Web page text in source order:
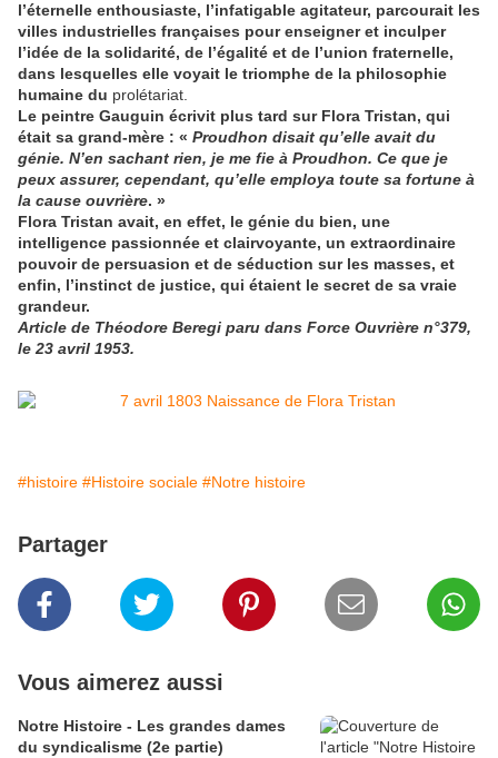
l’éternelle enthousiaste, l’infatigable agitateur, parcourait les
villes industrielles françaises pour enseigner et inculper
l’idée de la solidarité, de l’égalité et de l’union fraternelle,
dans lesquelles elle voyait le triomphe de la philosophie
humaine du prolétariat.
Le peintre Gauguin écrivit plus tard sur Flora Tristan, qui
était sa grand-mère : « Proudhon disait qu’elle avait du
génie. N’en sachant rien, je me fie à Proudhon. Ce que je
peux assurer, cependant, qu’elle employa toute sa fortune à
la cause ouvrière. »
Flora Tristan avait, en effet, le génie du bien, une
intelligence passionnée et clairvoyante, un extraordinaire
pouvoir de persuasion et de séduction sur les masses, et
enfin, l’instinct de justice, qui étaient le secret de sa vraie
grandeur.
Article de Théodore Beregi paru dans Force Ouvrière n°379,
le 23 avril 1953.
#histoire #Histoire sociale #Notre histoire
Partager
Vous aimerez aussi
Notre Histoire - Les grandes dames
du syndicalisme (2e partie)